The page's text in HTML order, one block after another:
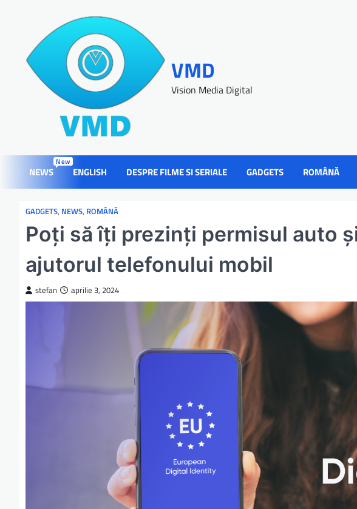
VMD
Vision Media Digital
NEWS
New
ENGLISH DESPRE FILME SI SERIALE GADGETS ROMÂNĂ
GADGETS, NEWS, ROMÂNĂ
Poți să îți prezinți permisul auto
ajutorul telefonului mobil
stefan aprilie 3, 2024